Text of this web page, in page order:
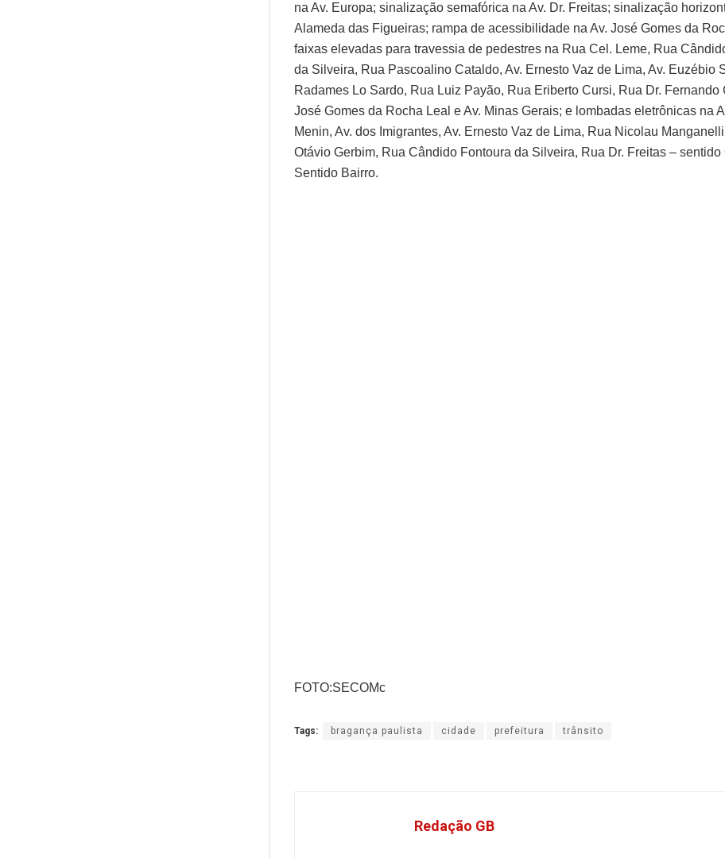
na Av. Europa; sinalização semafórica na Av. Dr. Freitas; sinalização
Alameda das Figueiras; rampa de acessibilidade na Av. José Gomes da
faixas elevadas para travessia de pedestres na Rua Cel. Leme, Rua
da Silveira, Rua Pascoalino Cataldo, Av. Ernesto Vaz de Lima, Av. Euzébio
Radames Lo Sardo, Rua Luiz Payão, Rua Eriberto Cursi, Rua Dr. Fernando
José Gomes da Rocha Leal e Av. Minas Gerais; e lombadas eletrônicas na
Menin, Av. dos Imigrantes, Av. Ernesto Vaz de Lima, Rua Nicolau
Otávio Gerbim, Rua Cândido Fontoura da Silveira, Rua Dr. Freitas – sentido
Sentido Bairro.
FOTO:SECOMc
Tags: bragança paulista cidade prefeitura trânsito
Redação GB